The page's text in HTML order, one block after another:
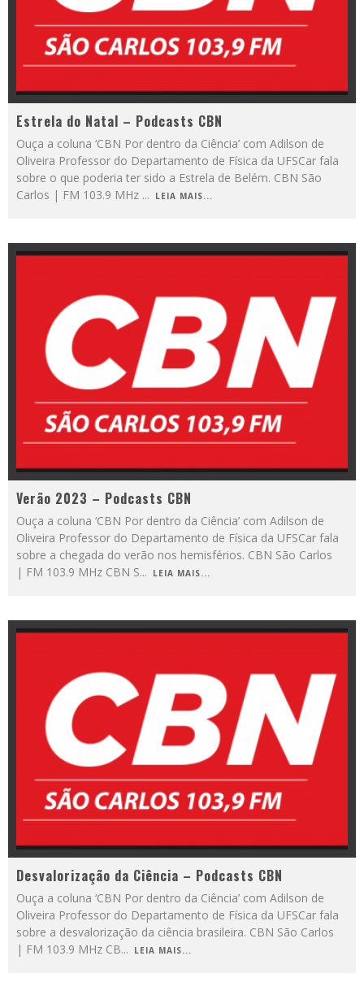
Estrela do Natal – Podcasts CBN
Ouça a coluna ‘CBN Por dentro da Ciência’ com Adilson de
Oliveira Professor do Departamento de Física da UFSCar fala
sobre o que poderia ter sido a Estrela de Belém. CBN São
Carlos | FM 103.9 MHz ... LEIA MAIS...
Verão 2023 – Podcasts CBN
Ouça a coluna ‘CBN Por dentro da Ciência’ com Adilson de
Oliveira Professor do Departamento de Física da UFSCar fala
sobre a chegada do verão nos hemisférios. CBN São Carlos
| FM 103.9 MHz CBN S... LEIA MAIS...
Desvalorização da Ciência – Podcasts CBN
Ouça a coluna ‘CBN Por dentro da Ciência’ com Adilson de
Oliveira Professor do Departamento de Física da UFSCar fala
sobre a desvalorização da ciência brasileira. CBN São Carlos
| FM 103.9 MHz CB... LEIA MAIS...